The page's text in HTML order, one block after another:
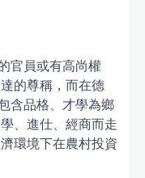
官員或有高尚權
的尊稱，而在德
含品格、才學為鄉
、進仕、經商而走
環境下在農村投資